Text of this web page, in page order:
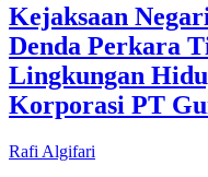
Kejaksaan
Denda Perkara
Lingkungan
Korporasi PT
Rafi Algifari